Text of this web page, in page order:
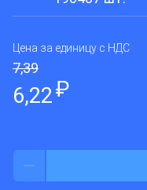
Цена за единицу с НДС
7,39
6,22₽